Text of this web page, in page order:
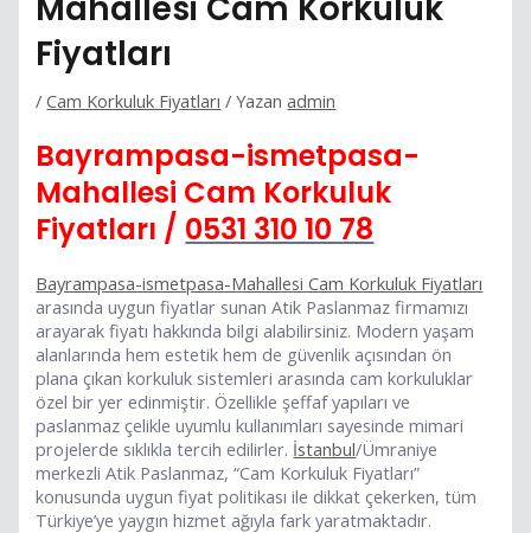
Fiyatları
/Cam Korkuluk Fiyatları / Yazan admin
Bayrampasa-ismetpasa-
Mahallesi Cam Korkuluk
Fiyatları / 0531 310 10 78
Bayrampasa-ismetpasa-Mahallesi Cam Korkuluk Fiyatları
arasında uygun fiyatlar sunan Atik Paslanmaz firmamızı
arayarak fiyatı hakkında bilgi alabilirsiniz. Modern yaşam
alanlarında hem estetik hem de güvenlik açısından ön
plana çıkan korkuluk sistemleri arasında cam korkuluklar
özel bir yer edinmiştir. Özellikle şeffaf yapıları ve
paslanmaz çelikle uyumlu kullanımları sayesinde mimari
projelerde sıklıkla tercih edilirler. İstanbul/Ümraniye
merkezli Atik Paslanmaz, “Cam Korkuluk Fiyatları”
konusunda uygun fiyat politikası ile dikkat çekerken, tüm
Türkiye’ye yaygın hizmet ağıyla fark yaratmaktadır.